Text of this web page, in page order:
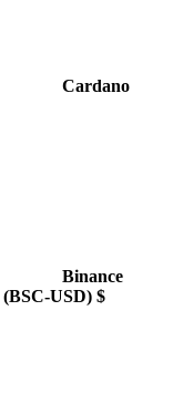
Cardano
Binance
(BSC-USD) $